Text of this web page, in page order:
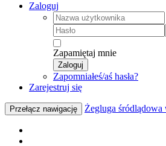
Zaloguj
Zapamiętaj mnie
Zaloguj
Zapomniałeś/aś hasła?
Zarejestruj się
Przełącz nawigację Żegluga